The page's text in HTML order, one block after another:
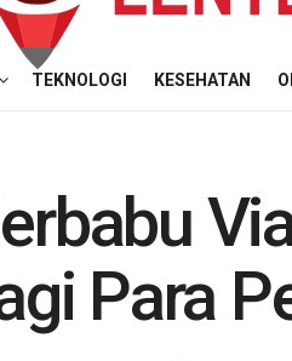
TEKNOLOGI KESEHATAN
Para